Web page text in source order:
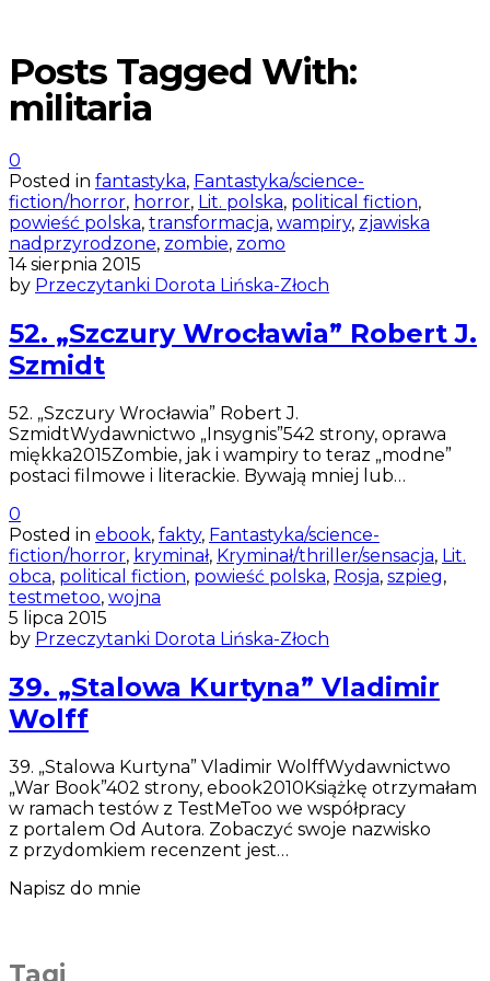
Posts Tagged With:
militaria
0
Posted in fantastyka, Fantastyka/science-
fiction/horror, horror, Lit. polska, political fiction,
powieść polska, transformacja, wampiry, zjawiska
nadprzyrodzone, zombie, zomo
14 sierpnia 2015
by Przeczytanki Dorota Lińska-Złoch
52. „Szczury Wrocławia” Robert J.
Szmidt
52. „Szczury Wrocławia” Robert J.
SzmidtWydawnictwo „Insygnis”542 strony, oprawa
miękka2015Zombie, jak i wampiry to teraz „modne”
postaci filmowe i literackie. Bywają mniej lub…
0
Posted in ebook, fakty, Fantastyka/science-
fiction/horror, kryminał, Kryminał/thriller/sensacja, Lit.
obca, political fiction, powieść polska, Rosja, szpieg,
testmetoo, wojna
5 lipca 2015
by Przeczytanki Dorota Lińska-Złoch
39. „Stalowa Kurtyna” Vladimir
Wolff
39. „Stalowa Kurtyna” Vladimir WolffWydawnictwo
„War Book”402 strony, ebook2010Książkę otrzymałam
w ramach testów z TestMeToo we współpracy
z portalem Od Autora. Zobaczyć swoje nazwisko
z przydomkiem recenzent jest…
Napisz do mnie
Tagi